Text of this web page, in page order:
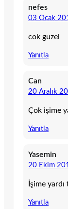
nefes
03 Ocak
cok guzel
Yanıtla
Can
20 Aralık
Çok işime
Yanıtla
Yasemin
20 Ekim
İşime yardı
Yanıtla